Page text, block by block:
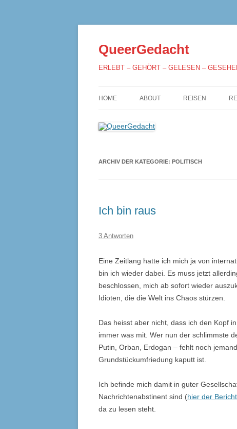
QueerGedacht
ERLEBT – GEHÖRT – GELESEN –
HOME ABOUT REISEN
ARCHIV DER KATEGORIE: POLITISCH
Ich bin raus
3 Antworten
Eine Zeitlang hatte ich mich ja von
bin ich wieder dabei. Es muss jetzt
beschlossen, mich ab sofort wieder
Idioten, die die Welt ins Chaos stürzen.
Das heisst aber nicht, dass ich den Kopf
immer was mit. Wer nun der schlimmste
Putin, Orban, Erdogan – fehlt noch
Grundstückumfriedung kaputt ist.
Ich befinde mich damit in guter
Nachrichtenabstinent sind (hier der
da zu lesen steht.